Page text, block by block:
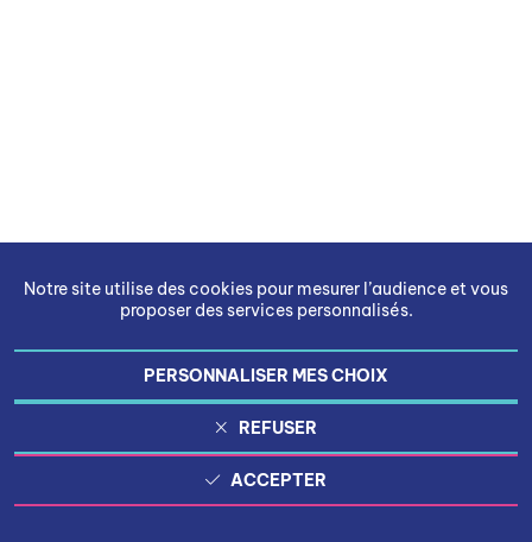
Notre site utilise des cookies pour mesurer l’audience et vous
proposer des services personnalisés.
PERSONNALISER MES CHOIX
REFUSER
ACCEPTER